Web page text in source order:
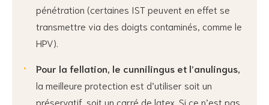
pénétration (certaines IST peuvent en effet se
transmettre via des doigts contaminés, comme le
HPV).
Pour la fellation, le cunnilingus et l’anulingus,
la meilleure protection est d’utiliser soit un
préservatif, soit un carré de latex. Si ce n’est pas